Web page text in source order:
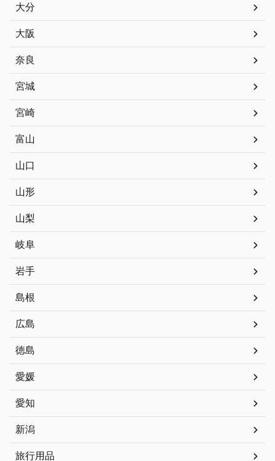
大分
大阪
奈良
宮城
宮崎
富山
山口
山形
山梨
岐阜
岩手
島根
広島
徳島
愛媛
愛知
新潟
旅行用品